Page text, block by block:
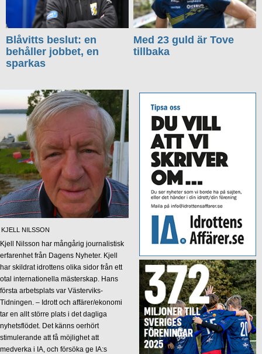
Blåvitts beslut: en
behåller jobbet, en
sparkas
Med 23 guld är Tove
tillbaka
KJELL NILSSON
Kjell Nilsson har mångårig journalistisk
erfarenhet från Dagens Nyheter. Kjell
har skildrat idrottens olika sidor från ett
otal internationella mästerskap. Hans
första arbetsplats var Västerviks-
Tidningen. – Idrott och affärer/ekonomi
tar en allt större plats i det dagliga
nyhetsflödet. Det känns oerhört
stimulerande att få möjlighet att
medverka i IA, och försöka ge IA:s